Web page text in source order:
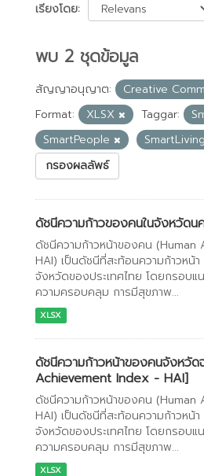
เรียงโดย
พบ 2 ชุดข้อมูล
สัญญาอนุญาต:
Creative
Format:
XLSX Taggar:
SmartPeople
SmartLiving
กรองผลลัพธ์
ดัชนีความก้าวของคนในจังหวัดน
ดัชนีความก้าวหน้าของคน
HAI) เป็นดัชนีที่สะท้อนความก้าวหน้
จังหวัดของประเทศไทย โดยกรอบ
ความครอบคลุม การมีสุขภาพ...
XLSX
ดัชนีความก้าวหน้าของคนจังหวัดฉ
Achievement Index - HAI]
ดัชนีความก้าวหน้าของคน
HAI) เป็นดัชนีที่สะท้อนความก้าวหน้
จังหวัดของประเทศไทย โดยกรอบ
ความครอบคลุม การมีสุขภาพ...
XLSX